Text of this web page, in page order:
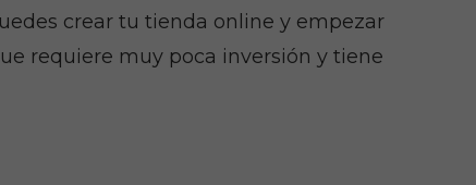
crear tu tienda online y empezar
requiere muy poca inversión y tiene